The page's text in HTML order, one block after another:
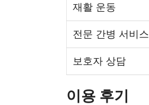
재활 운동
전문 간병 서비스
보호자 상담
이용 후기